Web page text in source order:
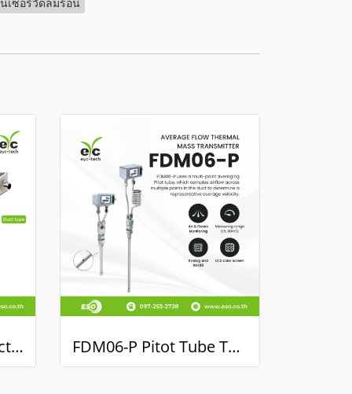
เซอร์วัดลมร้อน
FDM06-L-DX - Bi-directional Air Flow Transmitter FDM06-P Pitot Tube Thermal Mass Flowmeter เครื่องวัดอัตราการไหลลมและก๊าซ